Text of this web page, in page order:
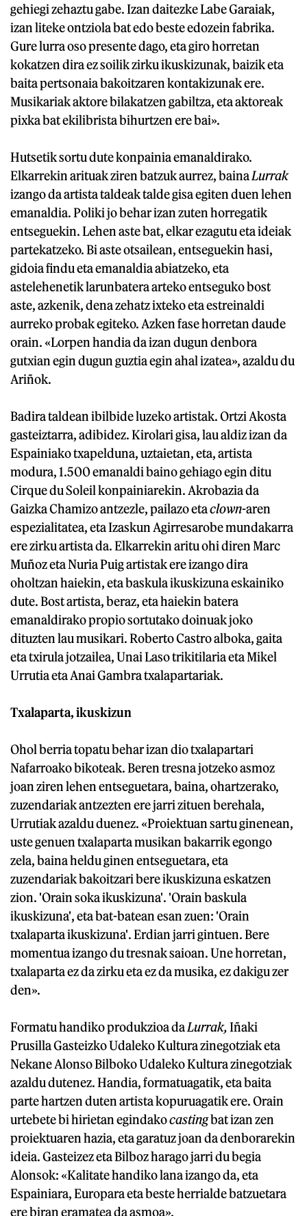
gehiegi zehaztu gabe. Izan daitezke Labe Garaiak,
izan liteke ontziola bat edo beste edozein fabrika.
Gure lurra oso presente dago, eta giro horretan
kokatzen dira ez soilik zirku ikuskizunak, baizik eta
baita pertsonaia bakoitzaren kontakizunak ere.
Musikariak aktore bilakatzen gabiltza, eta aktoreak
pixka bat ekilibrista bihurtzen ere bai».
Hutsetik sortu dute konpainia emanaldirako.
Elkarrekin arituak ziren batzuk aurrez, bainaLurrak
izango da artista taldeak talde gisa egiten duen lehen
emanaldia. Poliki jo behar izan zuten horregatik
entseguekin. Lehen aste bat, elkar ezagutu eta ideiak
partekatzeko. Bi aste otsailean, entseguekin hasi,
gidoia findu eta emanaldia abiatzeko, eta
astelehenetik larunbatera arteko entseguko bost
aste, azkenik, dena zehatz ixteko eta estreinaldi
aurreko probak egiteko. Azken fase horretan daude
orain. «Lorpen handia da izan dugun denbora
gutxian egin dugun guztia egin ahal izatea», azaldu du
Ariñok.
Badira taldean ibilbide luzeko artistak. Ortzi Akosta
gasteiztarra, adibidez. Kirolari gisa, lau aldiz izan da
Espainiako txapelduna, uztaietan, eta, artista
modura, 1.500 emanaldi baino gehiago egin ditu
Cirque du Soleil konpainiarekin. Akrobazia da
Gaizka Chamizo antzezle, pailazo etaclown-aren
espezialitatea, eta Izaskun Agirresarobe mundakarra
ere zirku artista da. Elkarrekin aritu ohi diren Marc
Muñoz eta Nuria Puig artistak ere izango dira
oholtzan haiekin, eta baskula ikuskizuna eskainiko
dute. Bost artista, beraz, eta haiekin batera
emanaldirako propio sortutako doinuak joko
dituzten lau musikari. Roberto Castro alboka, gaita
eta txirula jotzailea, Unai Laso trikitilaria eta Mikel
Urrutia eta Anai Gambra txalapartariak.
Txalaparta, ikuskizun
Ohol berria topatu behar izan dio txalapartari
Nafarroako bikoteak. Beren tresna jotzeko asmoz
joan ziren lehen entseguetara, baina, ohartzerako,
zuzendariak antzezten ere jarri zituen berehala,
Urrutiak azaldu duenez. «Proiektuan sartu ginenean,
uste genuen txalaparta musikan bakarrik egongo
zela, baina heldu ginen entseguetara, eta
zuzendariak bakoitzari bere ikuskizuna eskatzen
zion. 'Orain soka ikuskizuna'. 'Orain baskula
ikuskizuna', eta bat-batean esan zuen: 'Orain
txalaparta ikuskizuna'. Erdian jarri gintuen. Bere
momentua izango du tresnak saioan. Une horretan,
txalaparta ez da zirku eta ez da musika, ez dakigu zer
den».
Formatu handiko produkzioa daLurrak,Iñaki
Prusilla Gasteizko Udaleko Kultura zinegotziak eta
Nekane Alonso Bilboko Udaleko Kultura zinegotziak
azaldu dutenez. Handia, formatuagatik, eta baita
parte hartzen duten artista kopuruagatik ere. Orain
urtebete bi hirietan egindakocastingbat izan zen
proiektuaren hazia, eta garatuz joan da denborarekin
ideia. Gasteizez eta Bilboz harago jarri du begia
Alonsok: «Kalitate handiko lana izango da, eta
Espainiara, Europara eta beste herrialde batzuetara
ere biran eramatea da asmoa».